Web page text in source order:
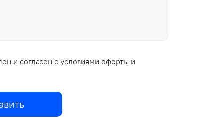
и согласен с условиями оферты и